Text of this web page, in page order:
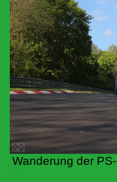
Wanderung der